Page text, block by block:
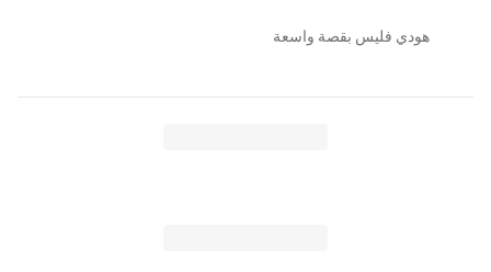
هودي فليس بقصة واسعة